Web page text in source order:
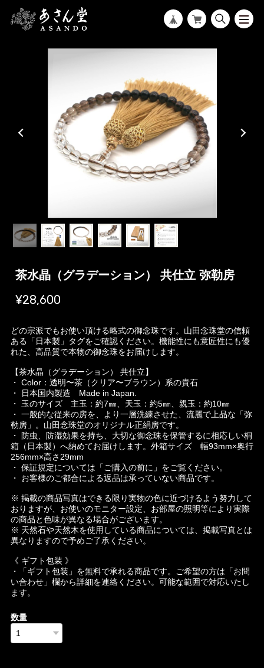
茶水晶（グラデーション） 共仕立 弥勒房
¥28,600
どの宗派でもお使い頂ける略式の御念珠です。山田念珠堂の信頼
ある「日本製」タグをご確認ください。機能性にも意匠性にも優
れた、高品質で本物の御念珠をお届けします。
【茶水晶（グラデーション） 共仕立】
・ Color：透明〜茶（クリア〜ブラウン）系の貴石
・ 日本国内製造 Made in Japan.
・ 玉のサイズ 主玉：約7㎜、天玉：約5㎜、親玉：約10㎜
・ 一般的な従来の房を、より一層洗練させた、流麗で上品な「弥
勒房」。山田念珠堂のオリジナル正絹房です。
・ 防虫、防湿効果を持ち、大切な御念珠を保管するに相応しい桐
箱（日本製）へ納めてお届けします。外箱サイズ 幅93mm×奥行
256mm×高さ29mm
・ 保証規定については「ご購入の前に」をご覧ください。
・ お客様のご都合による返品は承っていない商品です。
※ 掲載の商品写真はできる限り実物の色に近づけるよう努力して
おりますが、お使いのモニター設定、お部屋の照明等により実際
の商品と色味が異なる場合がございます。
※ 天然石や天然木を使用している商品については、掲載写真とは
異なりますので予めご了承ください。
《 ギフト包装 》
・「ギフト包装」を無料で承れる商品です。ご希望の方は「お問
い合わせ」欄から詳細を連絡ください。可能な範囲で対応いたし
ます。
数量